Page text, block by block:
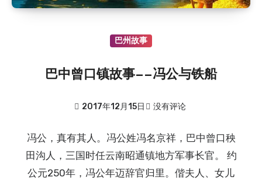
2019.8.9：旧时通江山区谚语——丰稔（rěn）歌
：旧时巴中建房风俗巴州故事
巴中曾口镇故事——冯公与铁船
2017年12月15日 没有评论
冯公，真有其人。冯公姓冯名京祥，巴中曾口秧
田沟人，三国时任云南昭通镇地方军事长官。 约
公元250年，冯公年迈辞官归里。偕夫人、女儿